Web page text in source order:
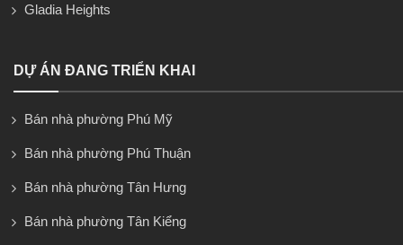
Gladia Heights
DỰ ÁN ĐANG TRIỂN KHAI
Bán nhà phường Phú Mỹ
Bán nhà phường Phú Thuận
Bán nhà phường Tân Hưng
Bán nhà phường Tân Kiểng